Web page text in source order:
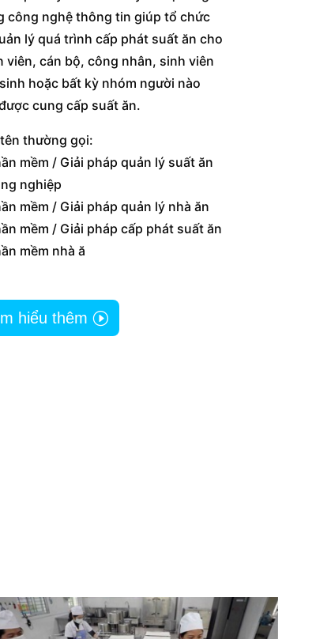
công nghệ thông tin giúp tổ chức
lý quá trình cấp phát suất ăn cho
viên, cán bộ, công nhân, sinh viên
hoặc bất kỳ nhóm người nào
cung cấp suất ăn.
thường gọi:
mềm / Giải pháp quản lý suất ăn
nghiệp
mềm / Giải pháp quản lý nhà ăn
mềm / Giải pháp cấp phát suất ăn
mềm nhà ă
hiểu thêm